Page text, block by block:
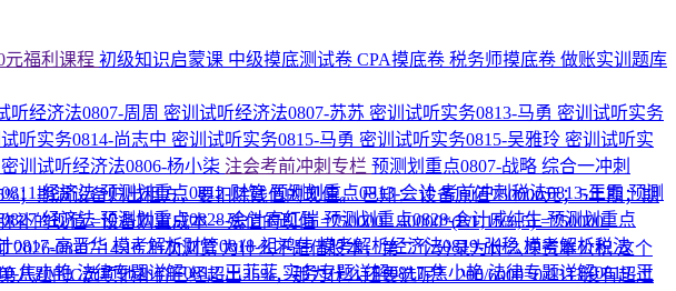
元福利课程 初级知识启蒙课 中级摸底测试卷 CPA摸底卷 税务师摸底卷 做账实训题库
听经济法0807-周周 密训试听经济法0807-苏苏 密训试听实务0813-马勇 密训试听实务
听实务0814-尚志中 密训试听实务0815-马勇 密训试听实务0815-吴雅玲 密训试听实
密训试听经济法0806-杨小柒 注会考前冲刺专栏 预测划重点0807-战略 综合一冲刺
经济法预测划重点0812-财管预测划重点0813-会计考前冲刺税法0813-王霞预测
经济法预测划重点0828-会计高红瑞预测划重点0828-会计戚纯生预测划重点
0817-高晋华模考解析财管0818-祖鸿伟模考解析经济法0819-张稳模考解析税法
焦小艳法律专题详解0812-王菲菲 实务专题详解0817-焦小艳法律专题详解0819-王
；期满设备归出租方，要扣除残值的现值。 已知： 设备原值750000元；5年期；期
的现值 =设备购置成本 − 残值的现值 =750000 - 40000*(P/F,15%,5) =750000-
2026-08-07 14:1025次浏览为什么不是借股本，第二个分录为什么冲资本公积这个
八题的C选项他补价已经超出25%，那为什么还要选呢？200/6000=0.0333没有超过